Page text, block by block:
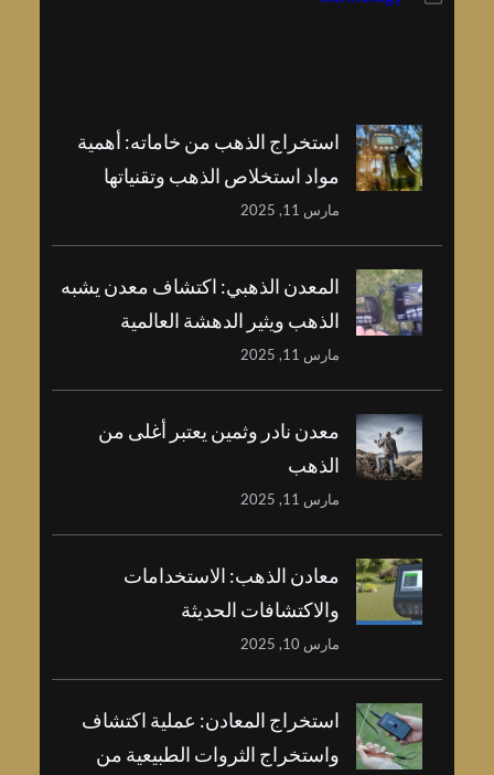
استخراج الذهب من خاماته: أهمية
مواد استخلاص الذهب وتقنياتها
مارس 11, 2025
المعدن الذهبي: اكتشاف معدن يشبه
الذهب ويثير الدهشة العالمية
مارس 11, 2025
معدن نادر وثمين يعتبر أغلى من
الذهب
مارس 11, 2025
معادن الذهب: الاستخدامات
والاكتشافات الحديثة
مارس 10, 2025
استخراج المعادن: عملية اكتشاف
واستخراج الثروات الطبيعية من